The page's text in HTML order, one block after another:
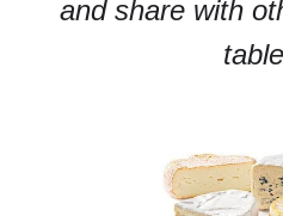
and share with